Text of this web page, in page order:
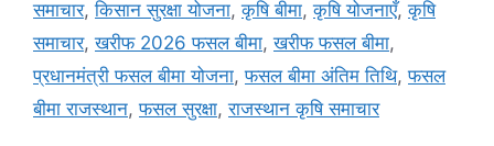
समाचार,किसान सुरक्षा योजना,कृषि बीमा,कृषि योजनाएँ,कृषि
समाचार,खरीफ 2026 फसल बीमा,खरीफ फसल बीमा,
प्रधानमंत्री फसल बीमा योजना,फसल बीमा अंतिम तिथि,फसल
बीमा राजस्थान,फसल सुरक्षा,राजस्थान कृषि समाचार